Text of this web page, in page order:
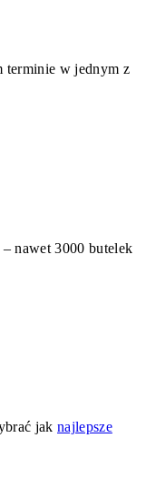
terminie w jednym z
nawet 3000 butelek
jaknajlepsze